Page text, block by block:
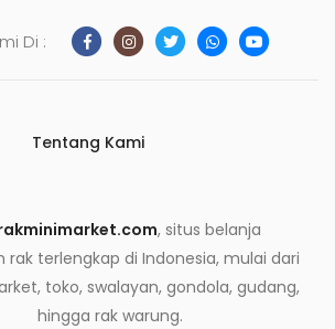
Di :
Tentang Kami
, situs belanja
rak terlengkap di Indonesia, mulai dari
toko, swalayan, gondola, gudang,
hingga rak warung.